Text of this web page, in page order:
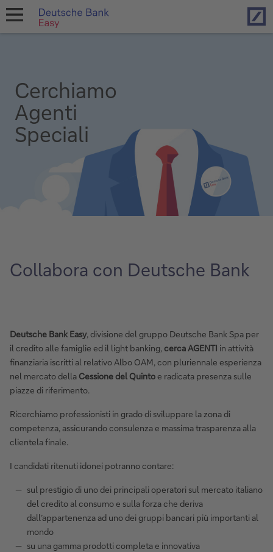
open
Cerchiamo
Agenti
Speciali
Collabora con Deutsche Bank
Deutsche Bank Easy, divisione del gruppo Deutsche Bank Spa per
il credito alle famiglie ed il light banking, cerca AGENTI in attività
finanziaria iscritti al relativo Albo OAM, con pluriennale esperienza
nel mercato della Cessione del Quintoe radicata presenza sulle
piazze di riferimento.
Ricerchiamo professionisti in grado di sviluppare la zona di
competenza, assicurando consulenza e massima trasparenza alla
clientela finale.
I candidati ritenuti idonei potranno contare:
sul prestigio di uno dei principali operatori sul mercato italiano
del credito al consumo e sulla forza che deriva
dall’appartenenza ad uno dei gruppi bancari più importanti al
mondo
su una gamma prodotti completa e innovativa